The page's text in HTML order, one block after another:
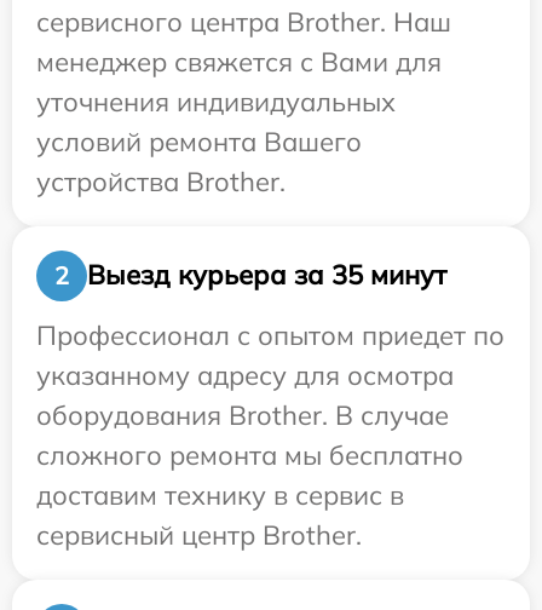
сервисного центра Brother. Наш
менеджер свяжется с Вами для
уточнения индивидуальных
условий ремонта Вашего
устройства Brother.
2
Выезд курьера за 35 минут
Профессионал с опытом приедет по
указанному адресу для осмотра
оборудования Brother. В случае
сложного ремонта мы бесплатно
доставим технику в сервис в
сервисный центр Brother.